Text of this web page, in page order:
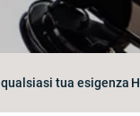
tua esigenza